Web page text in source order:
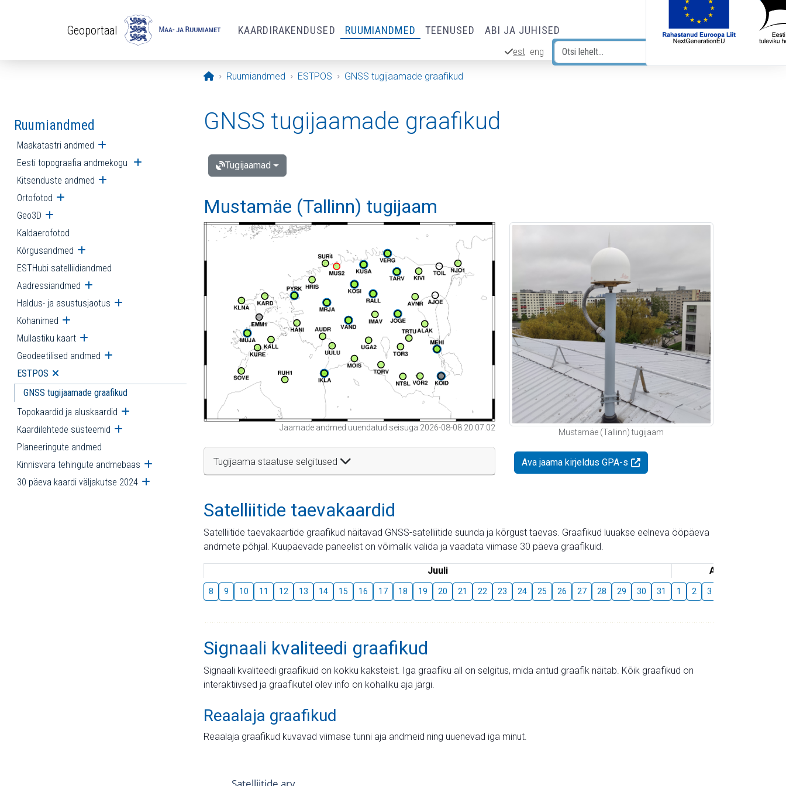
Geoportaal KAARDIRAKENDUSED RUUMIANDMED TEENUSED ABI JA JUHISED
est eng
Avaleht
Ruumiandmed ESTPOS GNSS tugijaamade graafikud
Ruumiandmed
Maakatastri andmed Ava alammenüü
Eesti topograafia andmekogu Ava alammenüü
Kitsenduste andmed Ava alammenüü
Ortofotod Ava alammenüü
Geo3D Ava alammenüü
Kaldaerofotod
Kõrgusandmed Ava alammenüü
ESTHubi satelliidiandmed
Aadressiandmed Ava alammenüü
Haldus- ja asustusjaotus Ava alammenüü
Kohanimed Ava alammenüü
Mullastiku kaart Ava alammenüü
Geodeetilised andmed Ava alammenüü
ESTPOS Ava alammenüü
GNSS tugijaamade graafikud
Topokaardid ja aluskaardid Ava alammenüü
Kaardilehtede süsteemid Ava alammenüü
Planeeringute andmed
Kinnisvara tehingute andmebaas Ava alammenüü
30 päeva kaardi väljakutse 2024 Ava alammenüü
GNSS tugijaamade graafikud
Tugijaamad
Mustamäe (Tallinn) tugijaam
Jaamade andmed uuendatud seisuga 2026-08-08 20:07:02
Tugijaama staatuse selgitused
Mustamäe (Tallinn) tugijaam
Ava jaama kirjeldus GPA-s
Satelliitide taevakaardid
Satelliitide taevakaartide graafikud näitavad GNSS-satelliitide suunda ja kõrgust taevas. Graafikud luuakse eelneva ööpäeva
andmete põhjal. Kuupäevade paneelist on võimalik valida ja vaadata viimase 30 päeva graafikuid.
Juuli August
8 9 10 11 12 13 14 15 16 17 18 19 20 21 22 23 24 25 26 27 28 29 30 31 1 2 3
Signaali kvaliteedi graafikud
Signaali kvaliteedi graafikuid on kokku kaksteist. Iga graafiku all on selgitus, mida antud graafik näitab. Kõik graafikud on
interaktiivsed ja graafikutel olev info on kohaliku aja järgi.
Reaalaja graafikud
Reaalaja graafikud kuvavad viimase tunni aja andmeid ning uuenevad iga minut.